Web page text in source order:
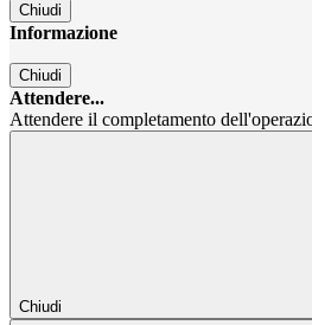
Chiudi
Informazione
Chiudi
Attendere...
Attendere il completamento
Chiudi